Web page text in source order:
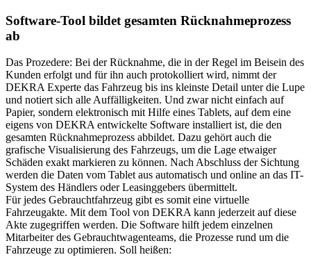
Software-Tool bildet gesamten Rücknahmeprozess
ab
Das Prozedere: Bei der Rücknahme, die in der Regel im Beisein des
Kunden erfolgt und für ihn auch protokolliert wird, nimmt der
DEKRA Experte das Fahrzeug bis ins kleinste Detail unter die Lupe
und notiert sich alle Auffälligkeiten. Und zwar nicht einfach auf
Papier, sondern elektronisch mit Hilfe eines Tablets, auf dem eine
eigens von DEKRA entwickelte Software installiert ist, die den
gesamten Rücknahmeprozess abbildet. Dazu gehört auch die
grafische Visualisierung des Fahrzeugs, um die Lage etwaiger
Schäden exakt markieren zu können. Nach Abschluss der Sichtung
werden die Daten vom Tablet aus automatisch und online an das IT-
System des Händlers oder Leasinggebers übermittelt.
Für jedes Gebrauchtfahrzeug gibt es somit eine virtuelle
Fahrzeugakte. Mit dem Tool von DEKRA kann jederzeit auf diese
Akte zugegriffen werden. Die Software hilft jedem einzelnen
Mitarbeiter des Gebrauchtwagenteams, die Prozesse rund um die
Fahrzeuge zu optimieren. Soll heißen: